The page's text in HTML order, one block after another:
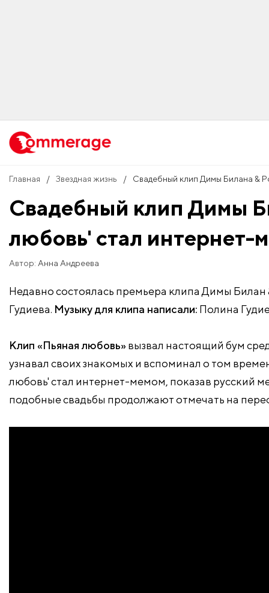
Главная Звездная жизнь Свадебный клип Димы Билана &
Свадебный клип Димы
любовь' стал интернет-
Автор: Анна Андреева
Недавно состоялась премьера клипа Димы Билан
Гудиева. Музыку для клипа написали: Полина
Клип «Пьяная любовь» вызвал настоящий бум
узнавал своих знакомых и вспоминал о том
любовь' стал интернет-мемом, показав русский
подобные свадьбы продолжают отмечать на